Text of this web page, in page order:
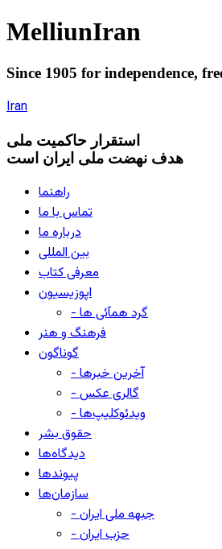
MelliunIran
Since 1905 for independence,
Iran
استقرار حاکميت ملی
هدف نهضت ملی ایران است
راهنما
تماس با ما
درباره ما
بین المللی
معرفی کتاب
اپوزیسیون
- گرد همآئی ها
فرهنگ و هنر
گوناگون
- آخرین خبرها
- گالری عکس
- ویدئوکلیپ‌ها
حقوق بشر
دیدگاه‌ها
پیوندها
سازمان‌ها
- جبهه ملی ایران
- حزب ایران